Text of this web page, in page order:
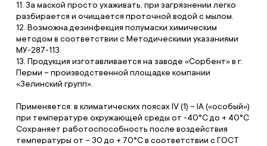
11. За маской просто ухаживать, при загрязнении легко
разбирается и очищается проточной водой с мылом.
12. Возможна дезинфекция полумаски химическим
методом в соответствии с Методическими указаниями
МУ-287-113.
13. Продукция изготавливается на заводе «Сорбент» в г.
Перми – производственной площадке компании
«Зелинский групп».
Применяется: в климатических поясах IV (1) – IA («особый»)
при температуре окружающей среды от -40°С до + 40°С
Сохраняет работоспособность после воздействия
температуры от – 30 до + 70°С в соответствии с ГОСТ